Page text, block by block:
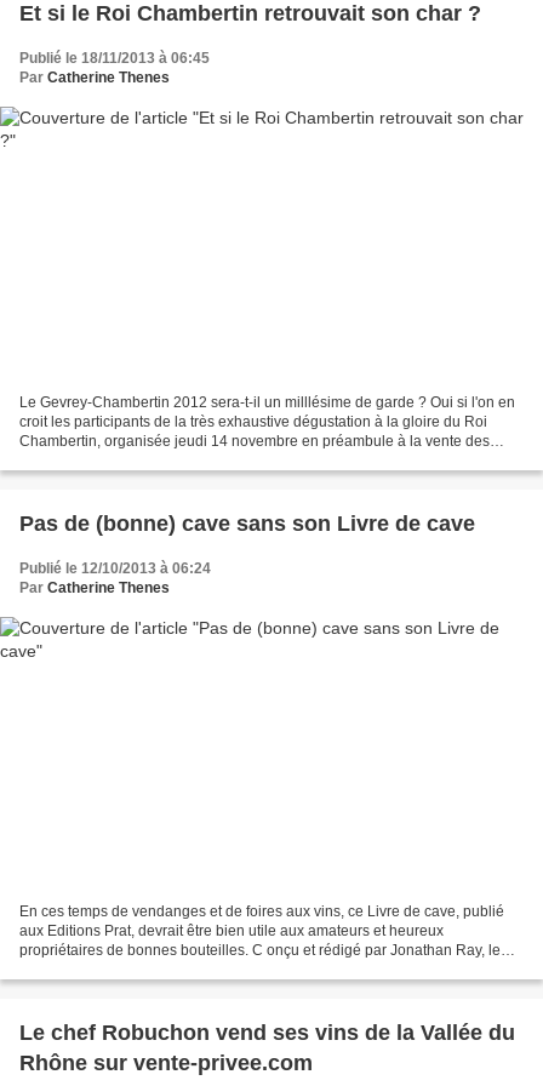
Et si le Roi Chambertin retrouvait son char ?
Publié le 18/11/2013 à 06:45
Par Catherine Thenes
Le Gevrey-Chambertin 2012 sera-t-il un milllésime de garde ? Oui si l'on en
croit les participants de la très exhaustive dégustation à la gloire du Roi
Chambertin, organisée jeudi 14 novembre en préambule à la vente des
Pas de (bonne) cave sans son Livre de cave
Publié le 12/10/2013 à 06:24
Par Catherine Thenes
En ces temps de vendanges et de foires aux vins, ce Livre de cave, publié
aux Editions Prat, devrait être bien utile aux amateurs et heureux
propriétaires de bonnes bouteilles. C onçu et rédigé par Jonathan Ray, le
Le chef Robuchon vend ses vins de la Vallée du
Rhône sur vente-privee.com